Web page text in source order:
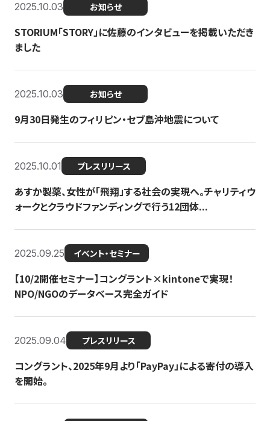
2025.10.03 お知らせ
STORIUM「STORY」に佐藤のインタビューを掲載いただき
ました
2025.10.03 お知らせ
9月30日発生のフィリピン・セブ島沖地震について
2025.10.01 プレスリリース
あすか製薬、女性が「飛翔」する社会の実現へ。チャリティウ
ォークとクラウドファンディングで行う12団体...
2025.09.25 イベント・セミナー
【10/2開催セミナー】コングラント×kintoneで実現！
NPO/NGOのデータベース完全ガイド
2025.09.04 プレスリリース
コングラント、2025年9月より「PayPay」による寄付の導入
を開始。